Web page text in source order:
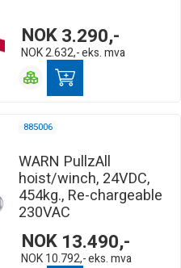
NOK3.290,-
NOK2.632,-eks. mva
885006
WARN PullzAll
hoist/winch, 24VDC,
454kg., Re-chargeable
230VAC
NOK 13.490,-
NOK 10.792,-eks. mva